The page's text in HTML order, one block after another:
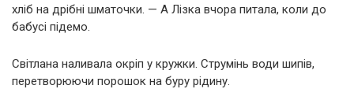
хліб на дрібні шматочки. — А Лізка вчора питала, коли до
бабусі підемо.
Світлана наливала окріп у кружки. Струмінь води шипів,
перетворюючи порошок на буру рідину.